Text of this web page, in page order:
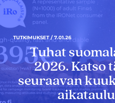
TUTKIMUKSET / 7.01.26
Tuhat
2026. Katso
seuraavan
aikataulu